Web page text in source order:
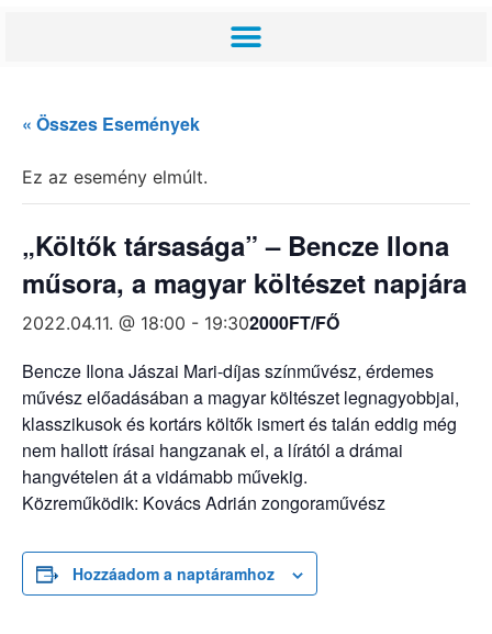
« Összes Események
Ez az esemény elmúlt.
„Költők társasága” – Bencze Ilona
műsora, a magyar költészet napjára
2022.04.11. @ 18:00 - 19:302000FT/FŐ
Bencze Ilona Jászai Mari-díjas színművész, érdemes
művész előadásában a magyar költészet legnagyobbjai,
klasszikusok és kortárs költők ismert és talán eddig még
nem hallott írásai hangzanak el, a lírától a drámai
hangvételen át a vidámabb művekig.
Közreműködik: Kovács Adrián zongoraművész
Hozzáadom a naptáramhoz